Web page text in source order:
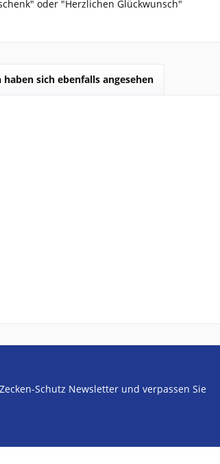
oder "Herzlichen Glückwunsch"
haben sich ebenfalls angesehen
Schutz Newsletter und verpassen Sie